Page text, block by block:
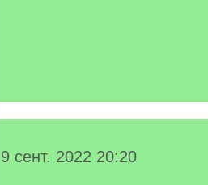
9 сент. 2022 20:20